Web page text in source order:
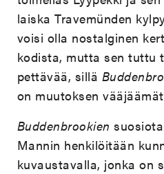
laiska Travemünden
voisi olla nostalginen
kodista, mutta sen tuttu
pettävää, sillä
on muutoksen
Buddenbrookien
Mannin henkilöitään
kuvaustavalla, jonka on